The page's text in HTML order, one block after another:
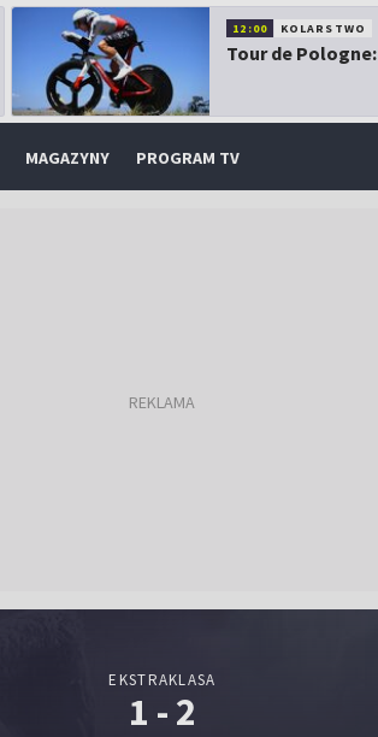
12:00 KOLARSTWO
Tour de
MAGAZYNY PROGRAM TV
EKSTRAKLASA
1 - 2